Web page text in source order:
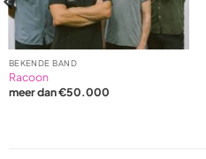
BEKENDE BAND
Racoon
meer dan €50.000